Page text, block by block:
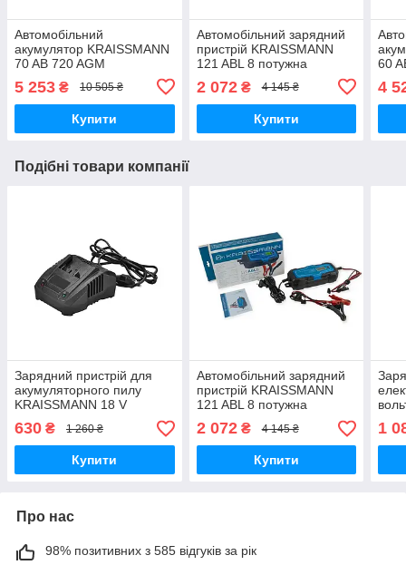
Автомобільний
акумулятор KRAISSMANN
70 AB 720 AGM
Акумулятори для легкових
авто 720 А
5 253 ₴ 10 505 ₴
Купити
Автомобільний зарядний
пристрій KRAISSMANN
121 ABL 8 потужна
2 072₴ 4 145 ₴
Купити
60
4
Подібні товари компанії
Зарядний пристрій для
акумуляторного пилу
KRAISSMANN 18 V
630 ₴ 1 260 ₴
Купити
Автомобільний зарядний
пристрій KRAISSMANN
121 ABL 8 потужна
зарядка для акб 12v
2 072₴ 4 145 ₴
Купити
1
Про нас
98% позитивних з 585 відгуків за рік